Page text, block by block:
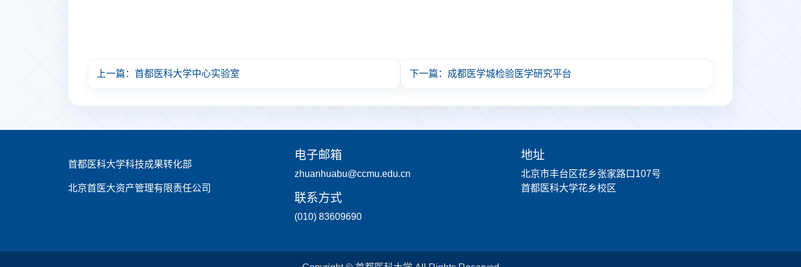
上一篇：首都医科大学中心实验室 下一篇：成都医学城检验医学研究平台
首都医科大学科技成果转化部
北京首医大资产管理有限责任公司
电子邮箱
zhuanhuabu@ccmu.edu.cn
联系方式
(010) 83609690
地址
北京市丰台区花乡张家路口107号
首都医科大学花乡校区